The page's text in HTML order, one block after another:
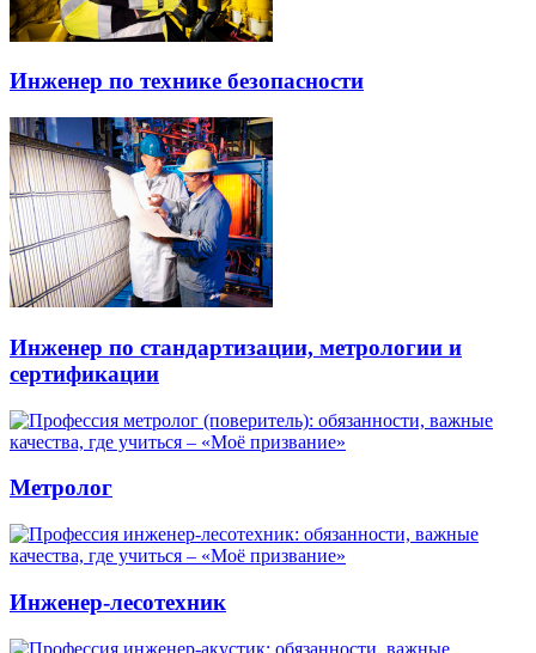
Инженер по технике безопасности
Инженер по стандартизации, метрологии и
сертификации
Метролог
Инженер-лесотехник